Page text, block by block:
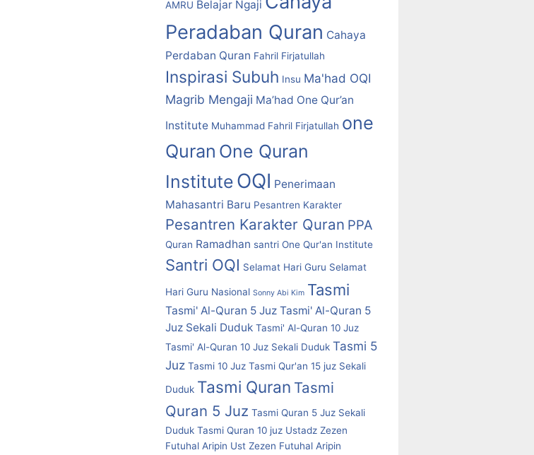
AMRU Belajar Ngaji
Peradaban Quran Cahaya
Perdaban Quran Fahril Firjatullah
Inspirasi Subuh Insu Ma'had OQI
Magrib Mengaji Ma’had One Qur’an
Institute Muhammad Fahril Firjatullah one
Quran One Quran
Institute OQI Penerimaan
Mahasantri Baru Pesantren Karakter
Pesantren Karakter Quran PPA
Quran Ramadhan santri One Qur'an Institute
Santri OQI Selamat Hari Guru Selamat
Hari Guru Nasional Sonny Abi Kim Tasmi
Tasmi' Al-Quran 5 Juz Tasmi' Al-Quran 5
Juz Sekali Duduk Tasmi' Al-Quran 10 Juz
Tasmi' Al-Quran 10 Juz Sekali Duduk Tasmi 5
Juz Tasmi 10 Juz Tasmi Qur'an 15 juz Sekali
Duduk Tasmi Quran Tasmi
Quran 5 Juz Tasmi Quran 5 Juz Sekali
Duduk Tasmi Quran 10 juz Ustadz Zezen
Futuhal Aripin Ust Zezen Futuhal Aripin